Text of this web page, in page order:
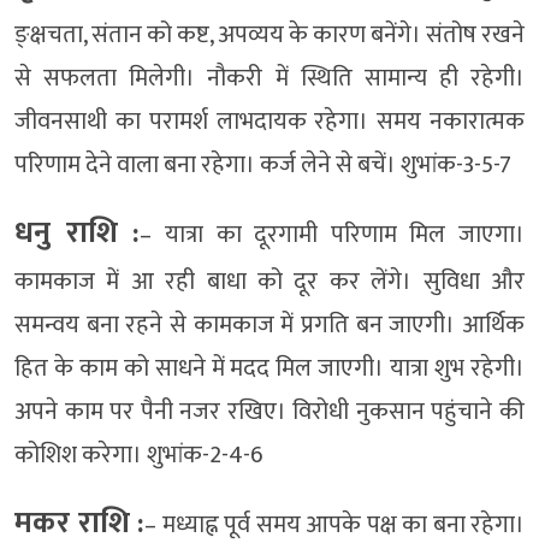
ङ्क्षचता, संतान को कष्ट, अपव्यय के कारण बनेंगे। संतोष रखने
से सफलता मिलेगी। नौकरी में स्थिति सामान्य ही रहेगी।
जीवनसाथी का परामर्श लाभदायक रहेगा। समय नकारात्मक
परिणाम देने वाला बना रहेगा। कर्ज लेने से बचें। शुभांक-3-5-7
धनु राशि :– यात्रा का दूरगामी परिणाम मिल जाएगा।
कामकाज में आ रही बाधा को दूर कर लेंगे। सुविधा और
समन्वय बना रहने से कामकाज में प्रगति बन जाएगी। आर्थिक
हित के काम को साधने में मदद मिल जाएगी। यात्रा शुभ रहेगी।
अपने काम पर पैनी नजर रखिए। विरोधी नुकसान पहुंचाने की
कोशिश करेगा। शुभांक-2-4-6
मकर राशि :– मध्याह्न पूर्व समय आपके पक्ष का बना रहेगा।